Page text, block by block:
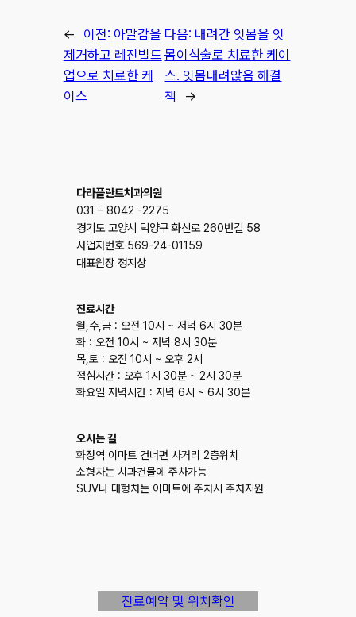
← 이전: 아말감을
제거하고 레진빌드
업으로 치료한 케
이스
다음: 내려간 잇몸을 잇
몸이식술로 치료한 케이
스. 잇몸내려앉음 해결
책
→
다라플란트치과의원
031 – 8042 -2275
경기도 고양시 덕양구 화신로 260번길 58
사업자번호 569-24-01159
대표원장 정지상
진료시간
월,수,금 : 오전 10시 ~ 저녁 6시 30분
화 : 오전 10시 ~ 저녁 8시 30분
목,토 : 오전 10시 ~ 오후 2시
점심시간 : 오후 1시 30분 ~ 2시 30분
화요일 저녁시간 : 저녁 6시 ~ 6시 30분
오시는 길
화정역 이마트 건너편 사거리 2층위치
소형차는 치과건물에 주차가능
SUV나 대형차는 이마트에 주차시 주차지원
진료예약 및 위치확인